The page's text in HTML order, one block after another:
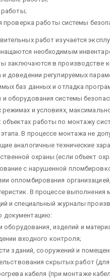
проверка работы систе­мы
работ из­учается
необходимым
заключаются в производстве
и доведении регулируе­мых
баз данных и отладка
оборудования сис­темы
и условиях,
работы по монтажу
В процессе монтажа не
анало­гичные технические
охраны (если объект
с нарушен­ной
опломбирования
В процессе
и специ­альный журналы
документацию:
оборудования, изделий и
входного контроля;
зданий, сооружений и
скрытых ра­бот
кабеля (при монта­же